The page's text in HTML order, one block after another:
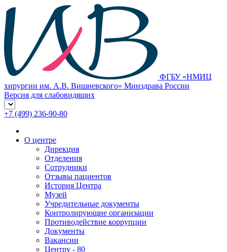
ФГБУ «НМИЦ
хирургии им. А.В. Вишневского» Минздрава России
Версия для слабовидящих
+7 (499) 236-90-80
О центре
Дирекция
Отделения
Сотрудники
Отзывы пациентов
История Центра
Музей
Учредительные документы
Контролирующие организации
Противодействие коррупции
Документы
Вакансии
Центру - 80